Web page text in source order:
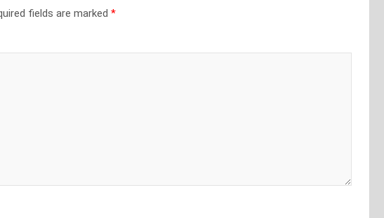
fields are marked *